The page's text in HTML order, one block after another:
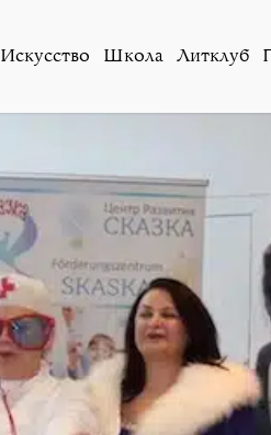
Искусство Школа Литклуб